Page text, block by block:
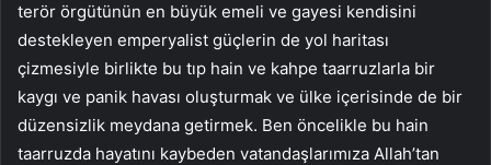
terör örgütünün en büyük emeli ve gayesi kendisini
destekleyen emperyalist güçlerin de yol haritası
çizmesiyle birlikte bu tıp hain ve kahpe taarruzlarla bir
kaygı ve panik havası oluşturmak ve ülke içerisinde de bir
düzensizlik meydana getirmek. Ben öncelikle bu hain
taarruzda hayatını kaybeden vatandaşlarımıza Allah’tan